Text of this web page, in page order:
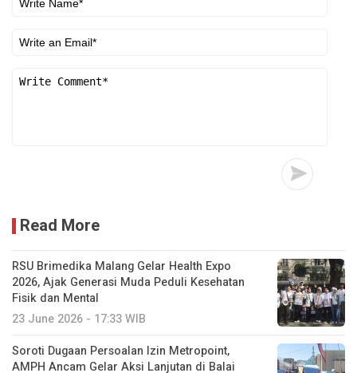
Read More
RSU Brimedika Malang Gelar Health Expo
2026, Ajak Generasi Muda Peduli Kesehatan
Fisik dan Mental
23 June 2026 - 17:33 WIB
Soroti Dugaan Persoalan Izin Metropoint,
AMPH Ancam Gelar Aksi Lanjutan di Balai